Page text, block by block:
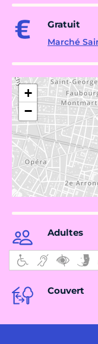
Gratuit
Marché
+
−
Adultes
Couvert